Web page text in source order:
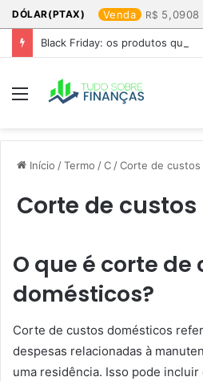
DÓLAR(PTAX) Venda 5,0908
Black Friday: os produtos que
Menu
Início /Termo /C /Corte de custos
Corte de
O que é corte de
domésticos?
Corte de custos domésticos
despesas relacionadas à
uma residência. Isso pode